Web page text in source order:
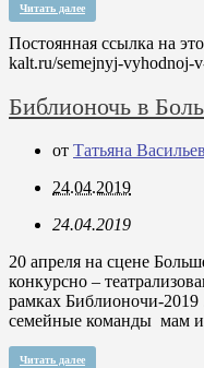
Читать далее
Постоянная ссылка на
kalt.ru/semejnyj-vyhodnoj-
Библионочь в
от Татьяна
24.04.2019
24.04.2019
20 апреля на сцене
конкурсно –
рамках Библионочи-
семейные команды мам
Читать далее